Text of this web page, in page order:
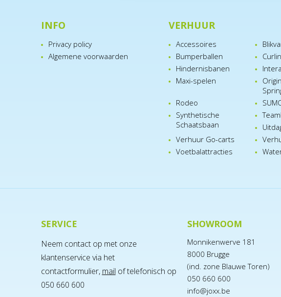
INFO
Privacy policy
Algemene voorwaarden
VERHUUR
Accessoires
Bumperballen
Hindernisbanen
Maxi-spelen
Rodeo
Synthetische
Schaatsbaan
Verhuur Go-carts
Voetbalattracties
SERVICE
Neem contact op met onze
klantenservice via het
contactformulier, mail of telefonisch op
050 660 600
SHOWROOM
Monnikenwerve 181
8000 Brugge
(ind. zone Blauwe Toren)
050 660 600
info@joxx.be